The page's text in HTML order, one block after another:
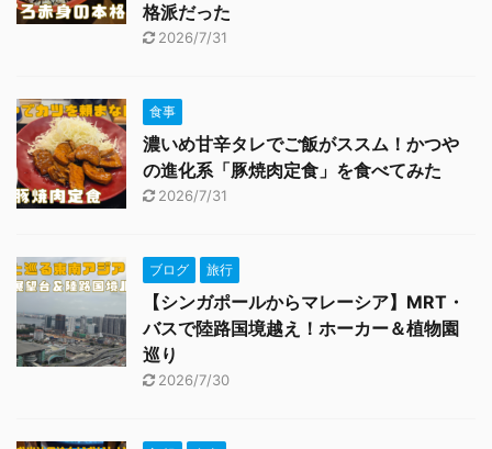
格派だった
2026/7/31
食事
濃いめ甘辛タレでご飯がススム！かつや
の進化系「豚焼肉定食」を食べてみた
2026/7/31
ブログ 旅行
【シンガポールからマレーシア】MRT・
バスで陸路国境越え！ホーカー＆植物園
巡り
2026/7/30